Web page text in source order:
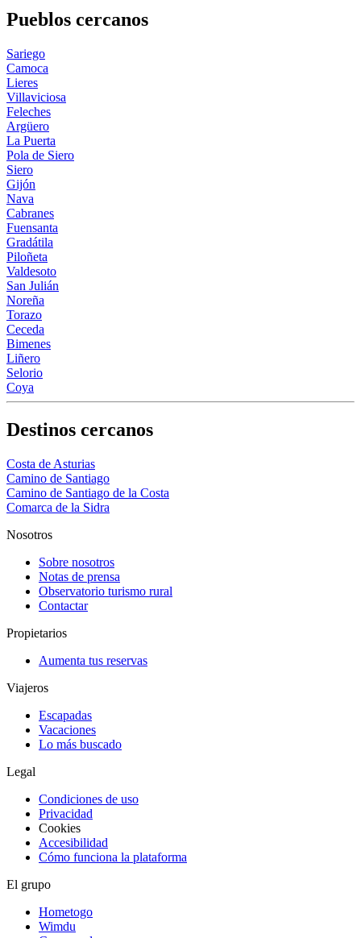
Pueblos cercanos
Sariego
Camoca
Lieres
Villaviciosa
Feleches
Argüero
La Puerta
Pola de Siero
Siero
Gijón
Nava
Cabranes
Fuensanta
Gradátila
Piloñeta
Valdesoto
San Julián
Noreña
Torazo
Ceceda
Bimenes
Liñero
Selorio
Coya
Destinos cercanos
Costa de Asturias
Camino de Santiago
Camino de Santiago de la Costa
Comarca de la Sidra
Nosotros
Sobre nosotros
Notas de prensa
Observatorio turismo rural
Contactar
Propietarios
Aumenta tus reservas
Viajeros
Escapadas
Vacaciones
Lo más buscado
Legal
Condiciones de uso
Privacidad
Cookies
Accesibilidad
Cómo funciona la plataforma
El grupo
Hometogo
Wimdu